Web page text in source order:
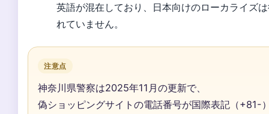
英語が混在しており、日本向けのローカライズ
れていません。
注意点
神奈川県警察は2025年11月の更新で、
偽ショッピングサイトの電話番号が国際表記（+81-